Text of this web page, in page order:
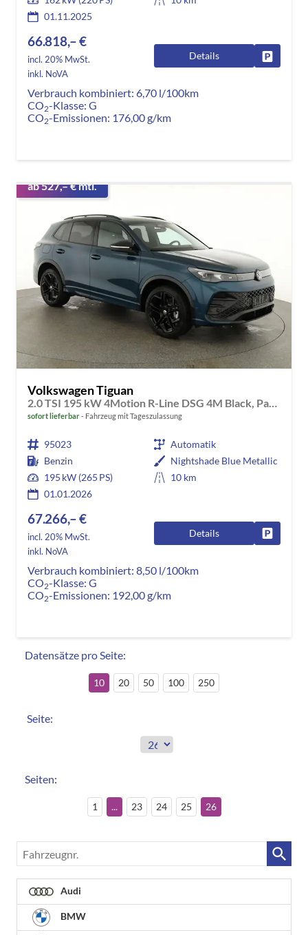
01.11.2025
66.818,– €
incl. 20% MwSt.
inkl. NoVA
Details
Verbrauch kombiniert: 6,70 l/100km
CO2-Klasse: G
CO2-Emissionen: 176,00 g/km
ab 527,– € mtl.
Volkswagen Tiguan
sofort lieferbar Fahrzeug mit Tageszulassung
95023
Automatik
Benzin
Nightshade Blue Metallic
195 kW (265 PS)
10 km
01.01.2026
67.266,– €
incl. 20% MwSt.
inkl. NoVA
Details
Verbrauch kombiniert: 8,50 l/100km
CO2-Klasse: G
CO2-Emissionen: 192,00 g/km
Datensätze pro Seite:
10 20 50 100 250
Seite:
Seiten:
1 ... 23 24 25 26
Fahrzeugnr.
Audi
BMW